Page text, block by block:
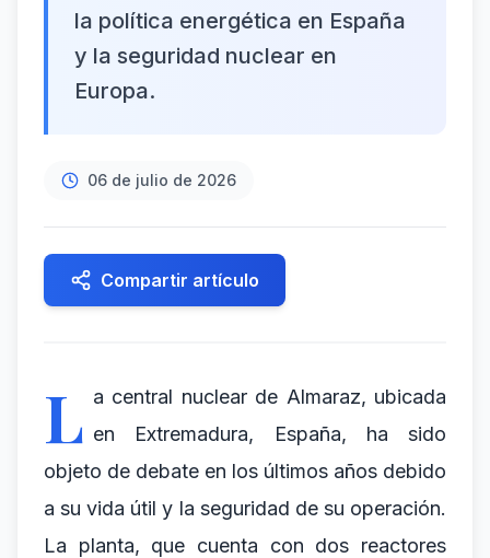
la política energética en España
y la seguridad nuclear en
Europa.
06 de julio de 2026
Compartir artículo
L a central nuclear de Almaraz, ubicada
en Extremadura, España, ha sido
objeto de debate en los últimos años debido
a su vida útil y la seguridad de su operación.
La planta, que cuenta con dos reactores